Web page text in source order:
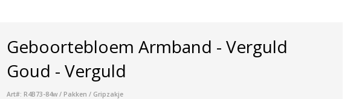
Geboortebloem Armband - Verguld
Goud - Verguld
Art#: R4B73-84w / Pakken / Gripzakje